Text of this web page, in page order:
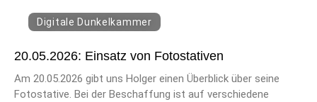
Digitale Dunkelkammer
20.05.2026: Einsatz von Fotostativen
Am 20.05.2026 gibt uns Holger einen Überblick über seine
Fotostative. Bei der Beschaffung ist auf verschiedene